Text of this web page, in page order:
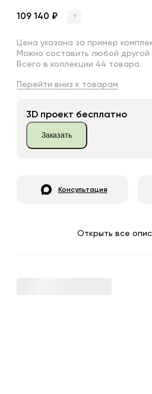
109 140 ₽ ?
Цена указана за пример
Можно составить любой другой
Всего в коллекции 44 товара.
Перейти вниз к товарам
3D проект бесплатно
Заказать
Консультация
Открыть все